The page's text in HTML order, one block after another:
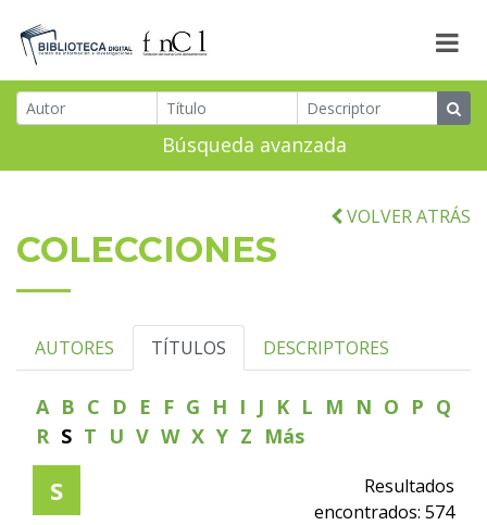
Búsqueda avanzada
VOLVER ATRÁS
COLECCIONES
AUTORES TÍTULOS DESCRIPTORES
A B C D E F G H I J K L M N O P Q
R S T U V W X Y Z Más
S
Resultados
encontrados: 574